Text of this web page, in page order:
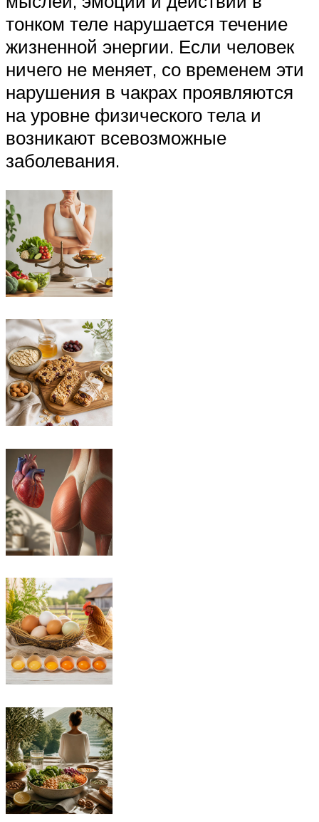
тонком теле нарушается течение
жизненной энергии. Если человек
ничего не меняет, со временем эти
нарушения в чакрах проявляются
на уровне физического тела и
возникают всевозможные
заболевания.